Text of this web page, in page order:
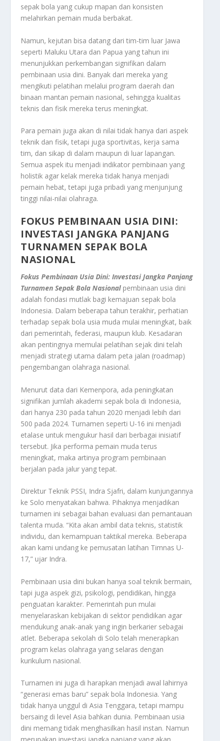
sepak bola yang cukup mapan dan konsisten
melahirkan pemain muda berbakat.
Namun, kejutan bisa datang dari tim-tim luar Jawa
seperti Maluku Utara dan Papua yang tahun ini
menunjukkan perkembangan signifikan dalam
pembinaan usia dini. Banyak dari mereka yang
mengikuti pelatihan melalui program daerah dan
binaan mantan pemain nasional, sehingga kualitas
teknis dan fisik mereka terus meningkat.
Para pemain juga akan di nilai tidak hanya dari aspek
teknik dan fisik, tetapi juga sportivitas, kerja sama
tim, dan sikap di dalam maupun di luar lapangan.
Semua aspek itu menjadi indikator pembinaan yang
holistik agar kelak mereka tidak hanya menjadi
pemain hebat, tetapi juga pribadi yang menjunjung
tinggi nilai-nilai olahraga.
FOKUS PEMBINAAN USIA DINI:
INVESTASI JANGKA PANJANG
TURNAMEN SEPAK BOLA
NASIONAL
Fokus Pembinaan Usia Dini: Investasi Jangka Panjang
Turnamen Sepak Bola Nasional pembinaan usia dini
adalah fondasi mutlak bagi kemajuan sepak bola
Indonesia. Dalam beberapa tahun terakhir, perhatian
terhadap sepak bola usia muda mulai meningkat, baik
dari pemerintah, federasi, maupun klub. Kesadaran
akan pentingnya memulai pelatihan sejak dini telah
menjadi strategi utama dalam peta jalan (roadmap)
pengembangan olahraga nasional.
Menurut data dari Kemenpora, ada peningkatan
signifikan jumlah akademi sepak bola di Indonesia,
dari hanya 230 pada tahun 2020 menjadi lebih dari
500 pada 2024. Turnamen seperti U-16 ini menjadi
etalase untuk mengukur hasil dari berbagai inisiatif
tersebut. Jika performa pemain muda terus
meningkat, maka artinya program pembinaan
berjalan pada jalur yang tepat.
Direktur Teknik PSSI, Indra Sjafri, dalam kunjungannya
ke Solo menyatakan bahwa. Pihaknya menjadikan
turnamen ini sebagai bahan evaluasi dan pemantauan
talenta muda. “Kita akan ambil data teknis, statistik
individu, dan kemampuan taktikal mereka. Beberapa
akan kami undang ke pemusatan latihan Timnas U-
17,” ujar Indra.
Pembinaan usia dini bukan hanya soal teknik bermain,
tapi juga aspek gizi, psikologi, pendidikan, hingga
penguatan karakter. Pemerintah pun mulai
menyelaraskan kebijakan di sektor pendidikan agar
mendukung anak-anak yang ingin berkarier sebagai
atlet. Beberapa sekolah di Solo telah menerapkan
program kelas olahraga yang selaras dengan
kurikulum nasional.
Turnamen ini juga di harapkan menjadi awal lahirnya
“generasi emas baru” sepak bola Indonesia. Yang
tidak hanya unggul di Asia Tenggara, tetapi mampu
bersaing di level Asia bahkan dunia. Pembinaan usia
dini memang tidak menghasilkan hasil instan. Namun